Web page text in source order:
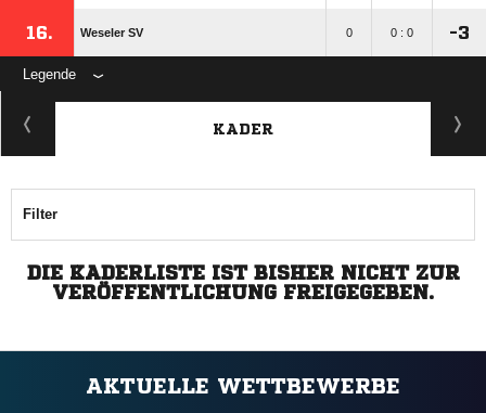
16. Weseler SV 0 0 : 0 -3
Legende
KADER
Filter
DIE KADERLISTE IST BISHER NICHT ZUR
VERÖFFENTLICHUNG FREIGEGEBEN.
AKTUELLE WETTBEWERBE